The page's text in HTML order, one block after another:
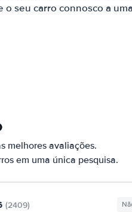
o seu carro connosco a
melhores avaliações.
em uma única pesquisa.
(2409)